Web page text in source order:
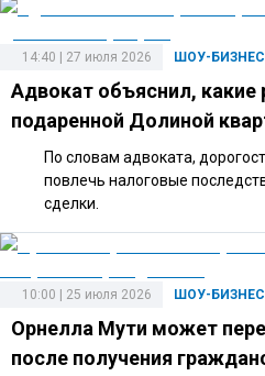
ШОУ-БИЗНЕС
14:40 | 27 июля 2026
Адвокат объяснил, какие
подаренной Долиной
По словам адвоката,
повлечь налоговые
сделки.
ШОУ-БИЗНЕС
10:00 | 25 июля 2026
Орнелла Мути может
после получения